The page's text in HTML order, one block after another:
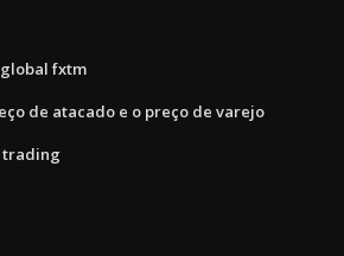
fxtm
de atacado e o preço de varejo
trading